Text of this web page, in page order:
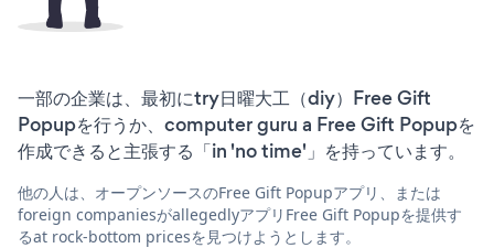
一部の企業は、最初にtry日曜大工（diy）Free Gift
Popupを行うか、computer guru a Free Gift Popupを
作成できると主張する「in 'no time'」を持っています。
他の人は、オープンソースのFree Gift Popupアプリ、または
foreign companiesがallegedlyアプリFree Gift Popupを提供す
るat rock-bottom pricesを見つけようとします。